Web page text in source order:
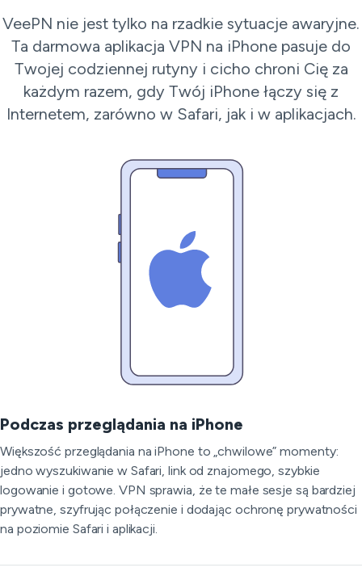
VeePN nie jest tylko na rzadkie sytuacje awaryjne.
Ta darmowa aplikacja VPN na iPhone pasuje do
Twojej codziennej rutyny i cicho chroni Cię za
każdym razem, gdy Twój iPhone łączy się z
Internetem, zarówno w Safari, jak i w aplikacjach.
Podczas przeglądania na iPhone
Większość przeglądania na iPhone to „chwilowe” momenty:
jedno wyszukiwanie w Safari, link od znajomego, szybkie
logowanie i gotowe. VPN sprawia, że te małe sesje są bardziej
prywatne, szyfrując połączenie i dodając ochronę prywatności
na poziomie Safari i aplikacji.